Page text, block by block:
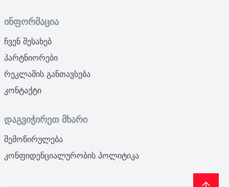
ინფორმაცია
ჩვენ შესახებ
პარტნიორები
რეკლამის განთავსება
კონტაქტი
დაგვიჭირეთ მხარი
შემოწირულება
კონფიდენციალურობის პოლიტიკა